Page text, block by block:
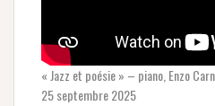
« Jazz et poésie » – piano, Enzo
25 septembre 2025